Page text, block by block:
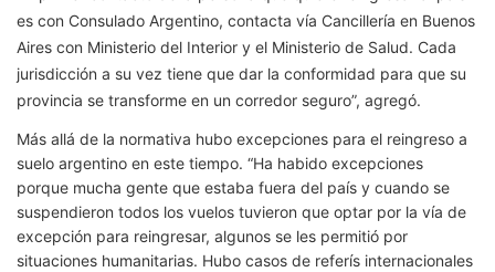
es con Consulado Argentino, contacta vía Cancillería en Buenos
Aires con Ministerio del Interior y el Ministerio de Salud. Cada
jurisdicción a su vez tiene que dar la conformidad para que su
provincia se transforme en un corredor seguro”, agregó.
Más allá de la normativa hubo excepciones para el reingreso a
suelo argentino en este tiempo. “Ha habido excepciones
porque mucha gente que estaba fuera del país y cuando se
suspendieron todos los vuelos tuvieron que optar por la vía de
excepción para reingresar, algunos se les permitió por
situaciones humanitarias. Hubo casos de referís internacionales